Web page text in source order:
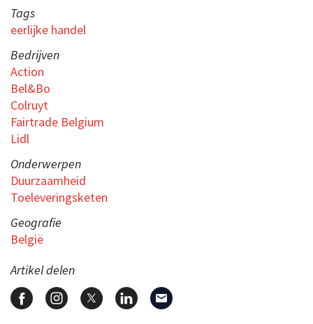
Tags
eerlijke handel
Bedrijven
Action
Bel&Bo
Colruyt
Fairtrade Belgium
Lidl
Onderwerpen
Duurzaamheid
Toeleveringsketen
Geografie
België
Artikel delen